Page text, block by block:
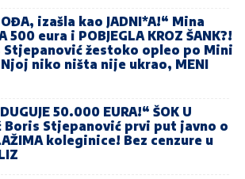
izašla kao JADNI*A!“ Mina
500 eura i POBJEGLA KROZ ŠANK?!
Stjepanović žestoko opleo po Mini
niko ništa nije ukrao, MENI
50.000 EURA!“ ŠOK U
Boris Stjepanović prvi put javno o
koleginice! Bez cenzure u